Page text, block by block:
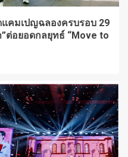
คมเปญฉลองครบรอบ 29
ต่อยอดกลยุทธ์ “Move to